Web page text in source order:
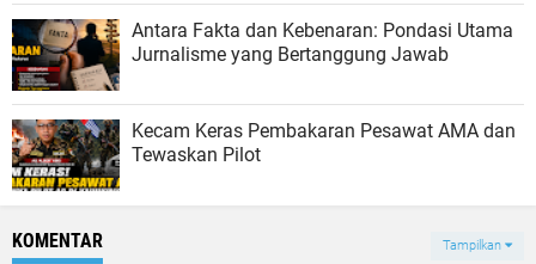
Antara Fakta dan Kebenaran: Pondasi Utama
Jurnalisme yang Bertanggung Jawab
Kecam Keras Pembakaran Pesawat AMA dan
Tewaskan Pilot
KOMENTAR Tampilkan